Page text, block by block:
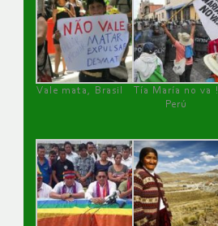
Vale mata, Brasil
Tía María no va !
Perú